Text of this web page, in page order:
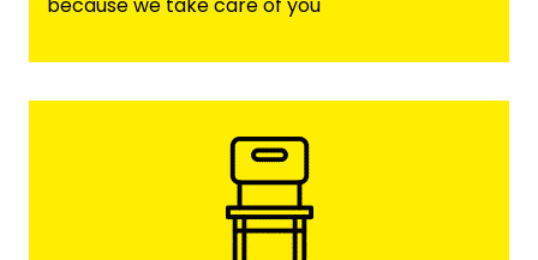
because we take care of you